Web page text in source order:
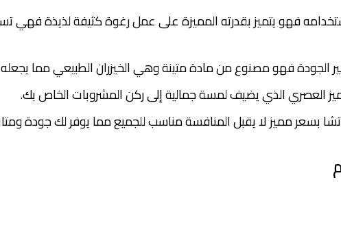
فهو يتميز بقدرته المميزة على عمل رغوة كثيفة لذيذة
الجودة فهو مصنوع من مادة متينة وهي الخيزران الطبيعي مما
العصري الذي يضيف لمسة جمالية إلى ركن المشروبات الخاص بك.
بسعر مميز لا يقبل المنافسة مناسب للجميع مما يوفر لك جودة